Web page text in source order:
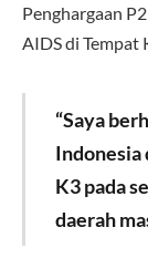
Penghargaan
AIDS di Tempat
“Saya
Indonesia
K3 pada
daerah